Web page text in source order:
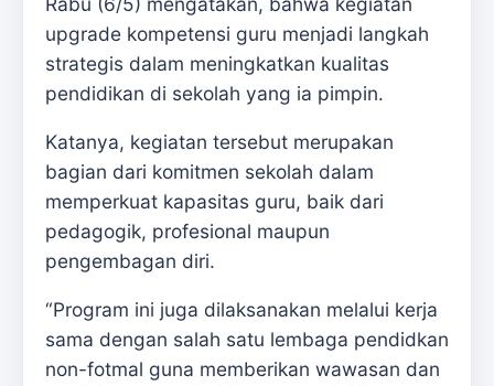
upgrade kompetensi guru menjadi langkah
strategis dalam meningkatkan kualitas
pendidikan di sekolah yang ia pimpin.
Katanya, kegiatan tersebut merupakan
bagian dari komitmen sekolah dalam
memperkuat kapasitas guru, baik dari
pedagogik, profesional maupun
pengembagan diri.
“Program ini juga dilaksanakan melalui kerja
sama dengan salah satu lembaga pendidkan
non-fotmal guna memberikan wawasan dan